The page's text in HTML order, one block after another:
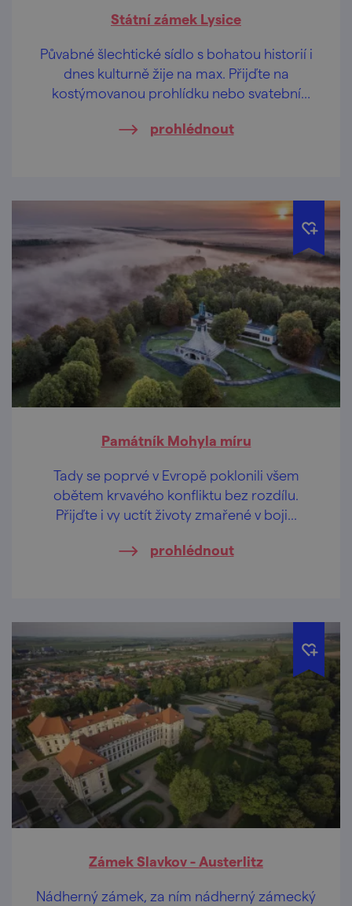
Státní zámek Lysice
Půvabné šlechtické sídlo s bohatou historií i
dnes kulturně žije na max. Přijďte na
kostýmovanou prohlídku nebo svatební
prohlédnout
Památník Mohyla míru
Tady se poprvé v Evropě poklonili všem
obětem krvavého konfliktu bez rozdílu.
Přijďte i vy uctít životy zmařené v boji...
prohlédnout
Zámek Slavkov - Austerlitz
Nádherný zámek, za ním nádherný zámecký